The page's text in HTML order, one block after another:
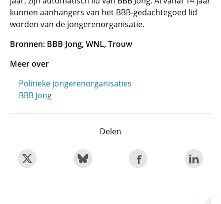
kunnen aanhangers van het BBB-gedachtegoed lid
worden van de jongerenorganisatie.
Bronnen: BBB Jong, WNL, Trouw
Meer over
Politieke jongerenorganisaties
BBB Jong
Delen